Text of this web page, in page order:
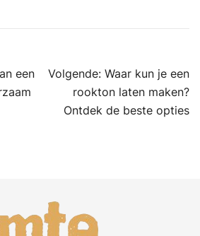
een
Volgende: Waar kun je een
rookton laten maken?
Ontdek de beste opties